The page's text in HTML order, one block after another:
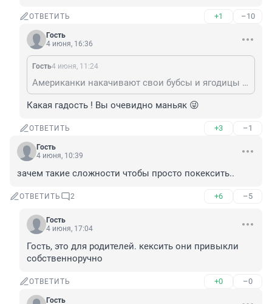
ОТВЕТИТЬ +1 –10
Гость
4 июня, 16:36
Гость4 июня, 11:24
Американки накачивают свои бубсы и ягодицы жиром покойников. Новый косметологический препарат AlloClae набирает популярность в США. Это густое вещество, которое делают из стерилизованных и очищенных от ДНК жировых тканей умерших доноров. Особенно услуга закачки жира актуальна после похудения на оземпике.
Какая гадость ! Вы очевидно маньяк 😜
ОТВЕТИТЬ +3 –1
Гость
4 июня, 10:39
зачем такие сложности чтобы просто покексить..
ОТВЕТИТЬ 2 +6 –5
Гость
4 июня, 17:04
Гость, это для родителей. кексить они привыкли
собственноручно
ОТВЕТИТЬ +0 –0
Гость